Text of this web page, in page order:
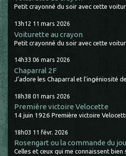
Petit crayonné du soir avec cette
13h12 11 mars 2026
Voiturette au crayon
Petit crayonné du soir avec cette
14h33 06 mars 2026
Chaparral 2F
J'adore les Chaparral et l'ingéniosité
18h38 01 mars 2026
Première victoire Velocette
14 juin 1926 Première victoire
18h03 11 févr. 2026
Rosengart ou la commande du
Celles et ceux qui me connaissent bien